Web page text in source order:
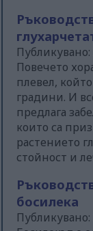
Публикувано:
Повечето
плевел,
градини. И
предлага
които са
растението
стойност и
босилека
Публикувано: